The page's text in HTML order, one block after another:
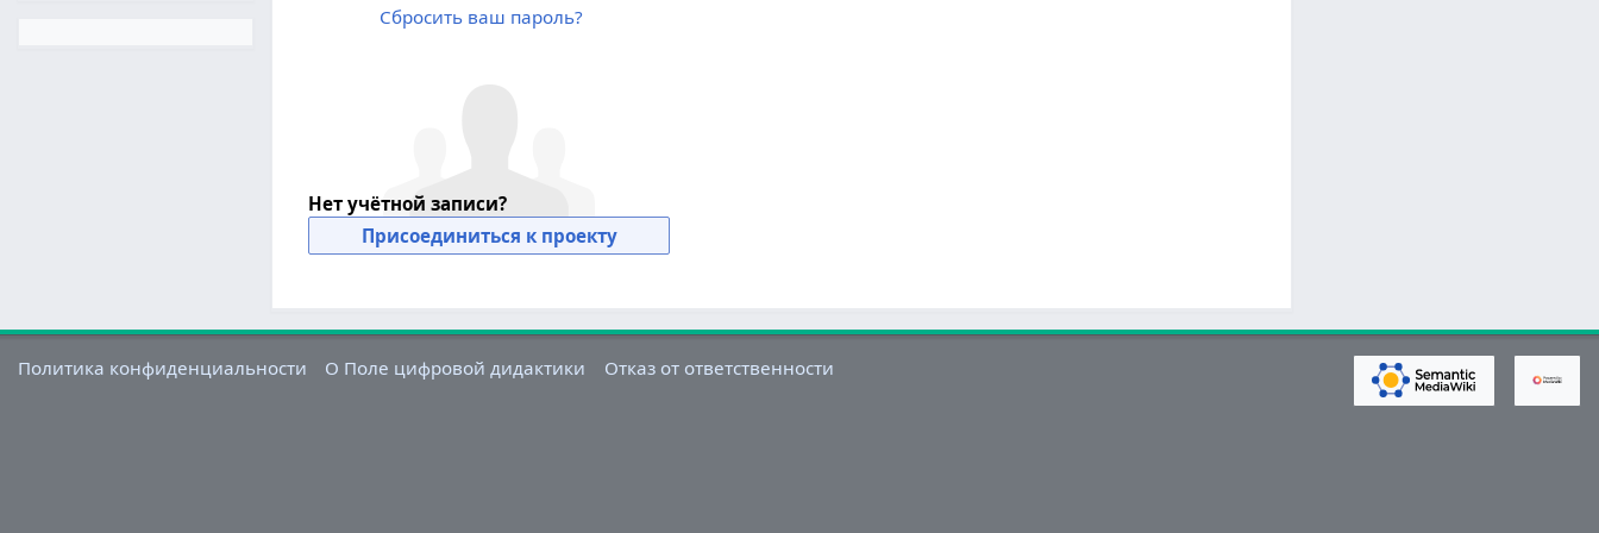
Сбросить ваш пароль?
Нет учётной записи?
Присоединиться к проекту
Политика конфиденциальности О Поле цифровой дидактики Отказ от ответственности